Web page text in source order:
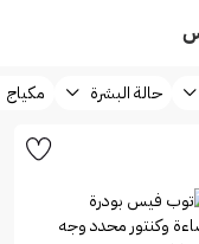
حالة البشرة مكياج